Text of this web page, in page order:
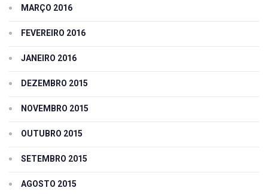
MARÇO 2016
FEVEREIRO 2016
JANEIRO 2016
DEZEMBRO 2015
NOVEMBRO 2015
OUTUBRO 2015
SETEMBRO 2015
AGOSTO 2015